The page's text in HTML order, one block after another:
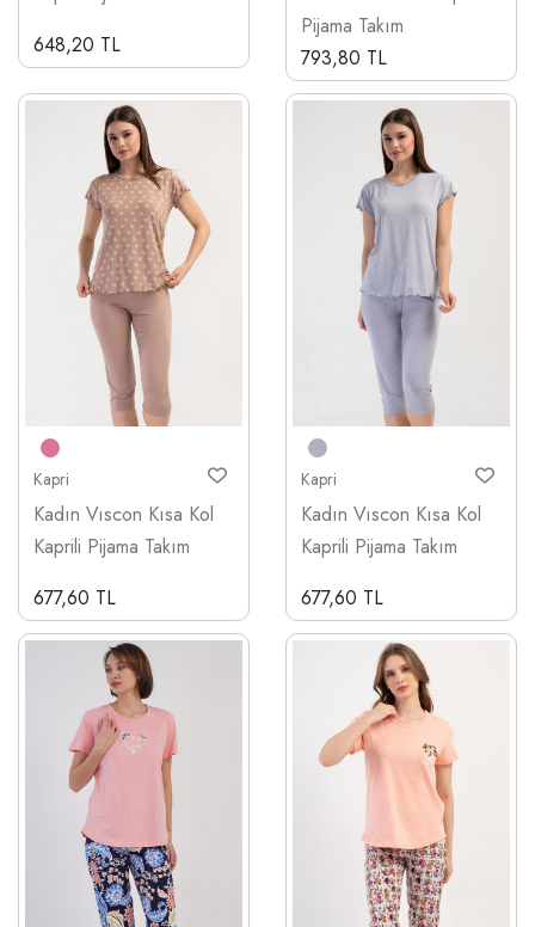
648,20 TL
Pijama Takım
793,80 TL
Kapri
Kadın Vıscon Kısa Kol
Kaprili Pijama Takım
677,60 TL
Kapri
Kadın Vıscon Kısa Kol
Kaprili Pijama Takım
677,60 TL